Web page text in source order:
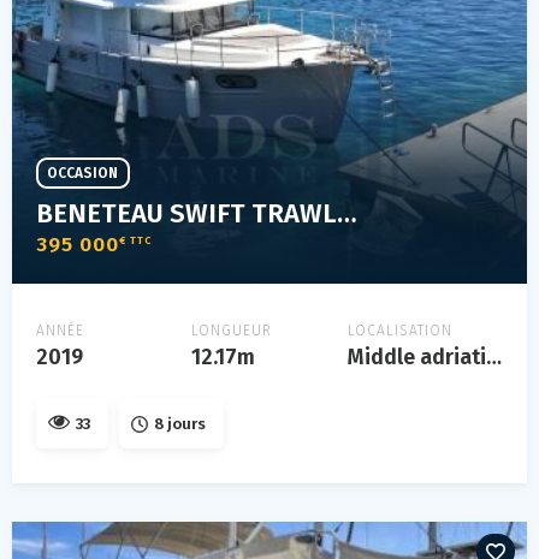
BENETEAU SWIFT TRAWLER 44
395 000€ TTC
OCCASION
ANNÉE
2019
LONGUEUR
12.17m
LOCALISATION
Middle adriatic, croatia
33 8 jours